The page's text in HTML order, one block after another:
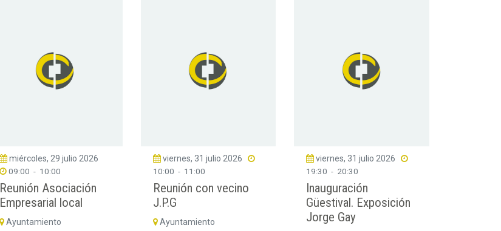
miércoles, 29 julio 2026
09:00 - 10:00
Reunión Asociación
Empresarial local
Ayuntamiento
viernes, 31 julio 2026
10:00 - 11:00
Reunión con vecino
J.P.G
Ayuntamiento
viernes, 31 julio 2026
19:30 - 20:30
Inauguración
Güestival. Exposición
Jorge Gay